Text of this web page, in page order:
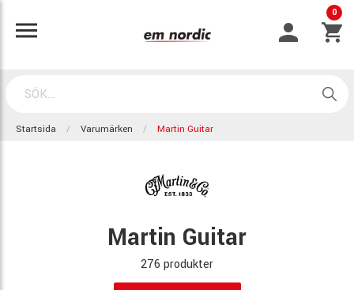
0
Startsida Varumärken Martin Guitar
Martin Guitar
276 produkter